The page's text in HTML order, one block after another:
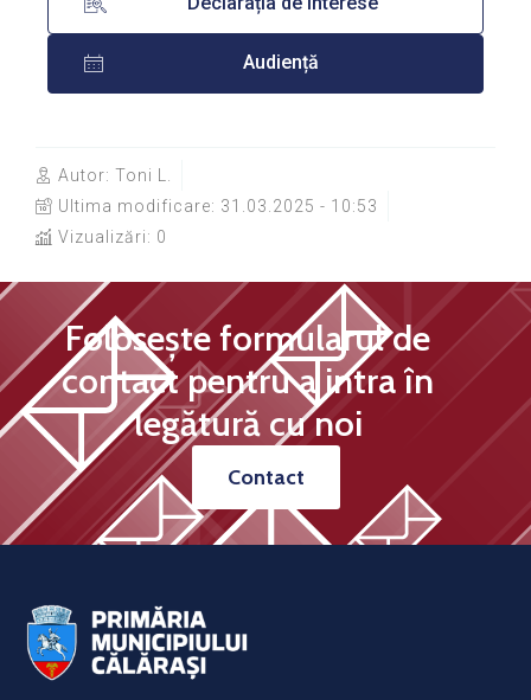
Audiență
Autor: Toni L.
Ultima modificare: 31.03.2025 - 10:53
Vizualizări: 0
Folosește formularul de
contact pentru a intra în
legătură cu noi
Contact